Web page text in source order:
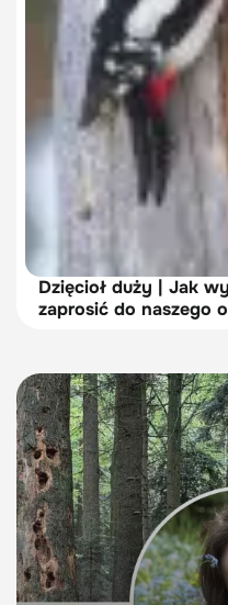
Dzięcioł duży | Jak
zaprosić do naszego